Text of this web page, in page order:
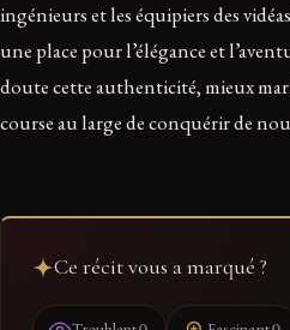
ingénieurs et les équipiers des
une place pour l’élégance et
doute cette authenticité, mieux
course au large de conquérir de
Ce récit vous a marqué ?